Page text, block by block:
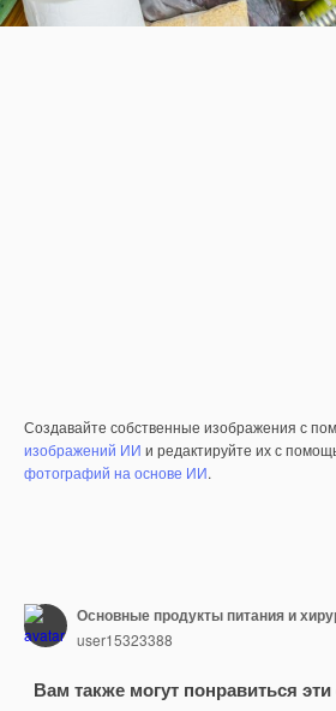
Создавайте собственные изображения с
изображений ИИ и редактируйте их с
фотографий на основе ИИ.
user15323388
Вам также могут понравиться